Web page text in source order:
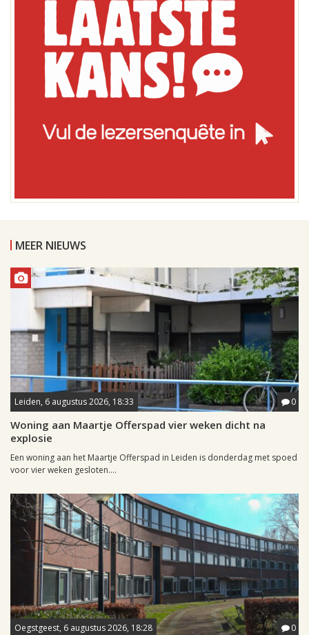
MEER NIEUWS
Leiden, 6 augustus 2026, 18:33 0
Woning aan Maartje Offerspad vier weken dicht na
explosie
Een woning aan het Maartje Offerspad in Leiden is donderdag met spoed
voor vier weken gesloten....
Oegstgeest, 6 augustus 2026, 18:28 0